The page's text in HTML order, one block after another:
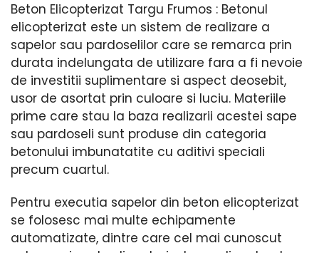
Beton Elicopterizat Targu Frumos : Betonul
elicopterizat este un sistem de realizare a
sapelor sau pardoselilor care se remarca prin
durata indelungata de utilizare fara a fi nevoie
de investitii suplimentare si aspect deosebit,
usor de asortat prin culoare si luciu. Materiile
prime care stau la baza realizarii acestei sape
sau pardoseli sunt produse din categoria
betonului imbunatatite cu aditivi speciali
precum cuartul.
Pentru executia sapelor din beton elicopterizat
se folosesc mai multe echipamente
automatizate, dintre care cel mai cunoscut